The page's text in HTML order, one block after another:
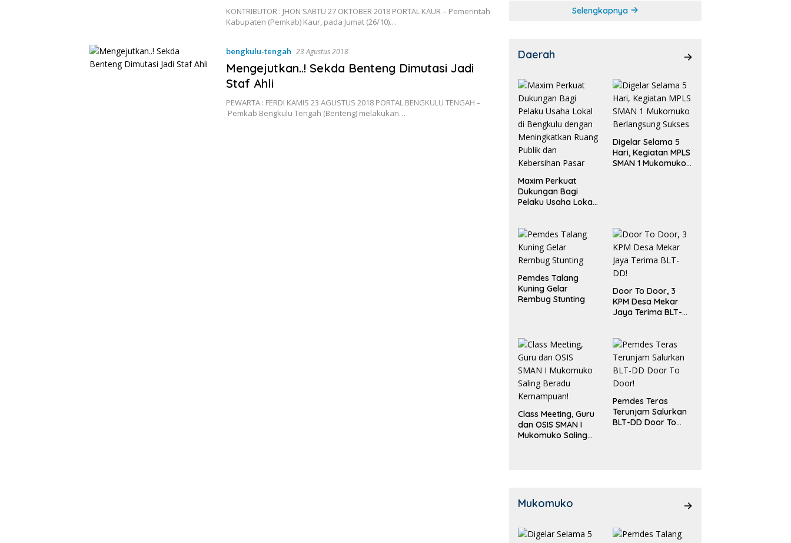
KONTRIBUTOR : JHON SABTU 27 OKTOBER 2018 PORTAL KAUR – Pemerintah
Kabupaten (Pemkab) Kaur, pada Jumat (26/10)…
bengkulu-tengah 23 Agustus 2018
Mengejutkan..! Sekda Benteng Dimutasi Jadi
Staf Ahli
PEWARTA : FERDI KAMIS 23 AGUSTUS 2018 PORTAL BENGKULU TENGAH –
Pemkab Bengkulu Tengah (Benteng) melakukan…
Selengkapnya
Daerah
Maxim Perkuat
Dukungan Bagi
Pelaku Usaha Lokal
Ruang Publik dan
Kebersihan Pasar
Digelar Selama 5
Hari, Kegiatan MPLS
SMAN 1 Mukomuko
Pemdes Talang
Kuning Gelar
Rembug Stunting
Door To Door, 3
KPM Desa Mekar
Jaya Terima BLT-
Class Meeting, Guru
dan OSIS SMAN I
Mukomuko Saling
Pemdes Teras
Terunjam Salurkan
BLT-DD Door To
Mukomuko